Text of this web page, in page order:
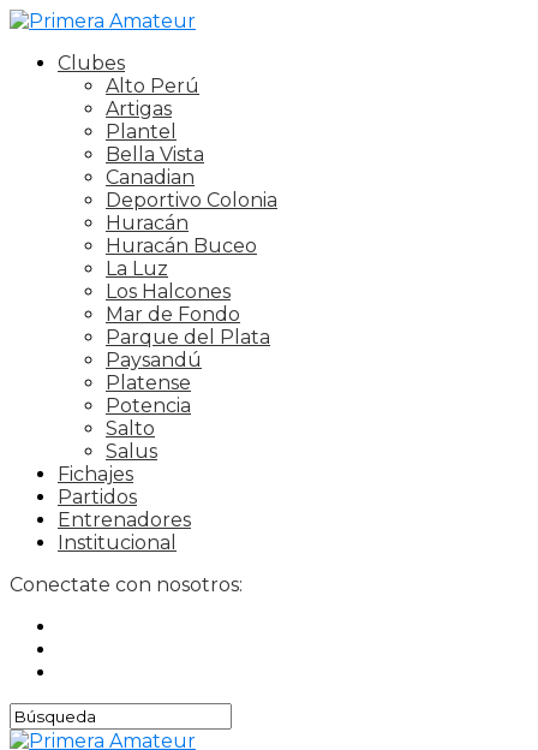
Clubes
Alto Perú
Artigas
Plantel
Bella Vista
Canadian
Deportivo Colonia
Huracán
Huracán Buceo
La Luz
Los Halcones
Mar de Fondo
Parque del Plata
Paysandú
Platense
Potencia
Salto
Salus
Fichajes
Partidos
Entrenadores
Institucional
Conectate con nosotros: